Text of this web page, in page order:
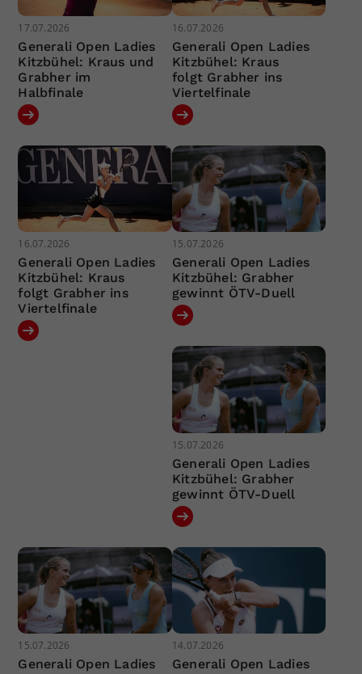
17.07.2026
Generali Open Ladies
Kitzbühel: Kraus und
Grabher im
Halbfinale
16.07.2026
Generali Open Ladies
Kitzbühel: Kraus
folgt Grabher ins
Viertelfinale
16.07.2026
Generali Open Ladies
Kitzbühel: Kraus
folgt Grabher ins
Viertelfinale
15.07.2026
Generali Open Ladies
Kitzbühel: Grabher
gewinnt ÖTV-Duell
15.07.2026
Generali Open Ladies
Kitzbühel: Grabher
gewinnt ÖTV-Duell
15.07.2026
Generali Open Ladies
14.07.2026
Generali Open Ladies